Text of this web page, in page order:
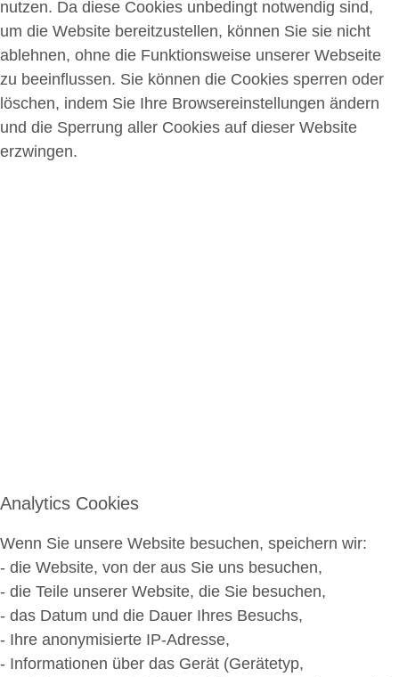
nutzen. Da diese Cookies unbedingt notwendig sind,
um die Website bereitzustellen, können Sie sie nicht
ablehnen, ohne die Funktionsweise unserer Webseite
zu beeinflussen. Sie können die Cookies sperren oder
löschen, indem Sie Ihre Browsereinstellungen ändern
und die Sperrung aller Cookies auf dieser Website
erzwingen.
Analytics Cookies
Wenn Sie unsere Website besuchen, speichern wir:
- die Website, von der aus Sie uns besuchen,
- die Teile unserer Website, die Sie besuchen,
- das Datum und die Dauer Ihres Besuchs,
- Ihre anonymisierte IP-Adresse,
- Informationen über das Gerät (Gerätetyp,